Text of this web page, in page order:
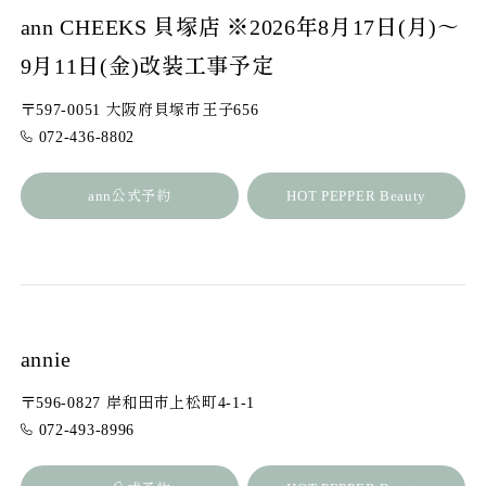
ann CHEEKS 貝塚店 ※2026年8月17日(月)～
9月11日(金)改装工事予定
〒597-0051 大阪府貝塚市王子656
072-436-8802
ann公式予約 HOT PEPPER Beauty
annie
〒596-0827 岸和田市上松町4-1-1
072-493-8996